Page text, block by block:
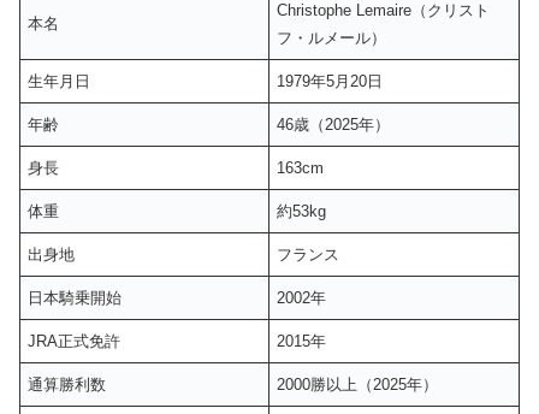
本名
Christophe Lemaire（クリスト
フ・ルメール）
生年月日 1979年5月20日
年齢 46歳（2025年）
身長 163cm
体重 約53kg
出身地 フランス
日本騎乗開始 2002年
JRA正式免許 2015年
通算勝利数 2000勝以上（2025年）